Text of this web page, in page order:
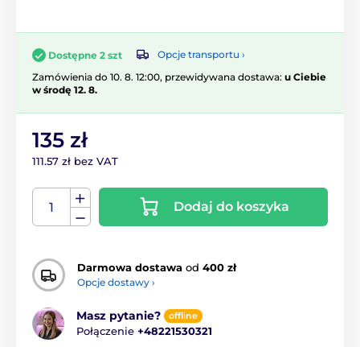
Dostępne 2 szt
Opcje transportu ›
Zamówienia do 10. 8. 12:00, przewidywana dostawa: u Ciebie
w środę 12. 8.
135 zł
111.57 zł bez VAT
Dodaj do koszyka
Darmowa dostawa od 400 zł
Opcje dostawy ›
Masz pytanie? offline
Połączenie +48221530321